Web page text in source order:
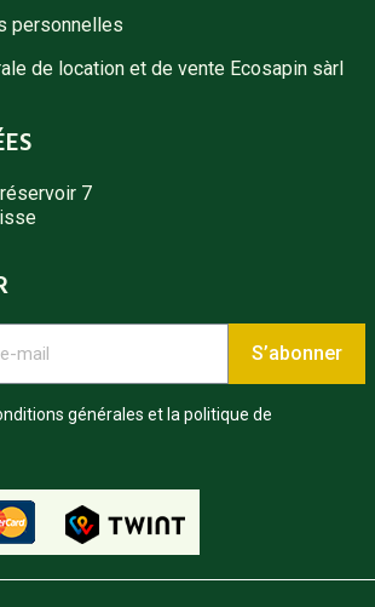
personnelles
de location et de vente Ecosapin sàrl
7
S’abonner
générales et la politique de